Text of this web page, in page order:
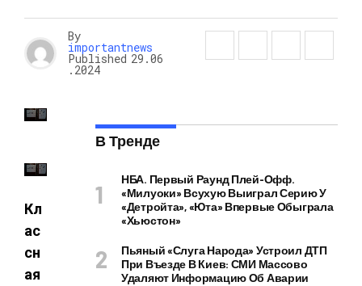
By
importantnews
Published 29.06
.2024
Кл
ас
сн
ая
В Тренде
НБА. Первый Раунд Плей-Офф.
«Милуоки» Всухую Выиграл Серию У
«Детройта», «Юта» Впервые Обыграла
«Хьюстон»
Пьяный «слуга Народа» Устроил ДТП
При Въезде В Киев: СМИ Массово
Удаляют Информацию Об Аварии